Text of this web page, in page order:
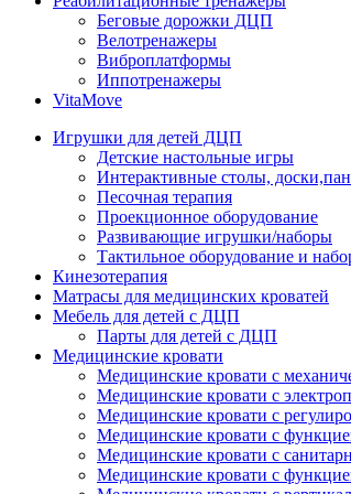
Беговые дорожки ДЦП
Велотренажеры
Виброплатформы
Иппотренажеры
VitaMove
Игрушки для детей ДЦП
Детские настольные игры
Интерактивные столы,
Песочная терапия
Проекционное оборудование
Развивающие игрушки/наборы
Тактильное оборудование и
Кинезотерапия
Матрасы для медицинских кроватей
Мебель для детей с ДЦП
Парты для детей с ДЦП
Медицинские кровати
Медицинские кровати с
Медицинские кровати с
Медицинские кровати с
Медицинские кровати с
Медицинские кровати с
Медицинские кровати с